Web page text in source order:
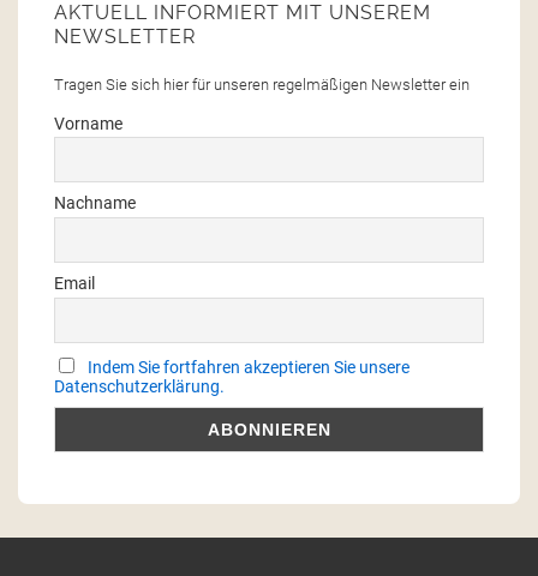
AKTUELL INFORMIERT MIT UNSEREM
NEWSLETTER
Tragen Sie sich hier für unseren regelmäßigen Newsletter ein
Vorname
Nachname
Email
Indem Sie fortfahren akzeptieren Sie unsere
Datenschutzerklärung.